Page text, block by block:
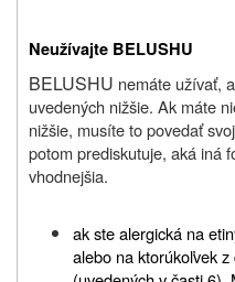
Neužívajte BELUSHU
BELUSHU nemáte užívať,
uvedených nižšie. Ak máte
nižšie, musíte to povedať
potom prediskutuje, aká iná
vhodnejšia.
ak ste alergická na
alebo na ktorúkoľvek